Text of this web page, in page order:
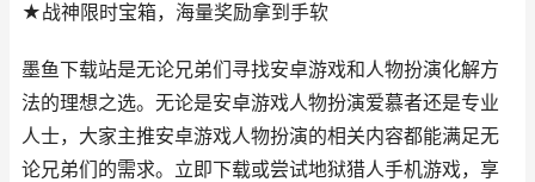
★战神限时宝箱，海量奖励拿到手软
墨鱼下载站是无论兄弟们寻找安卓游戏和人物扮演化解方
法的理想之选。无论是安卓游戏人物扮演爱慕者还是专业
人士，大家主推安卓游戏人物扮演的相关内容都能满足无
论兄弟们的需求。立即下载或尝试地狱猎人手机游戏，享